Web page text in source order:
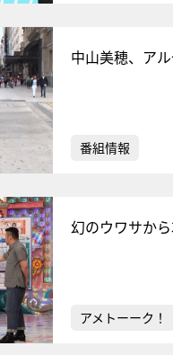
中山美穂、ア
番組情報
幻のウワサか
アメトーーク！